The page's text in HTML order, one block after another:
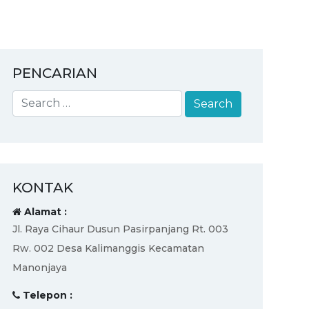
PENCARIAN
KONTAK
Alamat :
Jl. Raya Cihaur Dusun Pasirpanjang Rt. 003
Rw. 002 Desa Kalimanggis Kecamatan
Manonjaya
Telepon :